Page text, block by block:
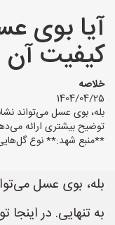
آیا بوی
کیفیت
خلاصه
1404/04/25
بله، بوی عسل می‌تواند
توضیح بیشتری ارائه
**منبع شهد:** نوع
بله، بوی عسل
به تنهایی. در